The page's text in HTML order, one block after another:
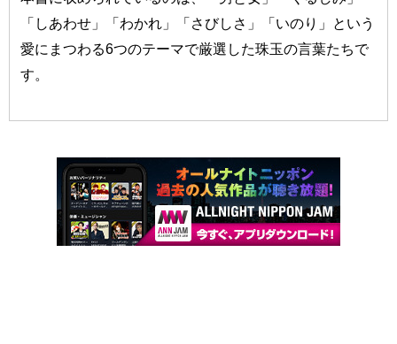
「しあわせ」「わかれ」「さびしさ」「いのり」という
愛にまつわる6つのテーマで厳選した珠玉の言葉たちで
す。